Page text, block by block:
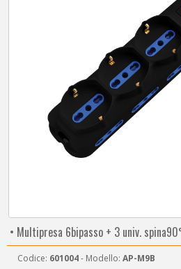
• Multipresa 6bipasso + 3 univ.
Codice: 601004- Modello: AP-M9B